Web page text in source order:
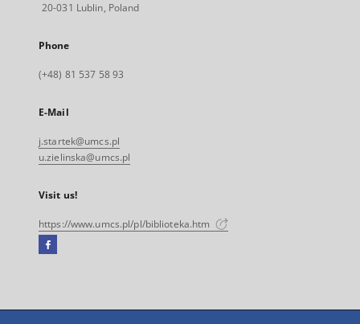
20-031 Lublin, Poland
Phone
(+48) 81 537 58 93
E-Mail
j.startek@umcs.pl
u.zielinska@umcs.pl
Visit us!
https://www.umcs.pl/pl/biblioteka.htm
Facebook
open